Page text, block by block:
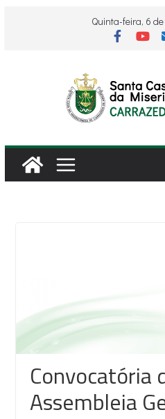
Quinta-feira, 6
Convocatória
Assembleia